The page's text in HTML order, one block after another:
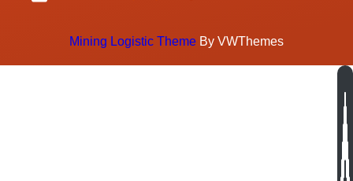
Mining Logistic Theme By VWThemes